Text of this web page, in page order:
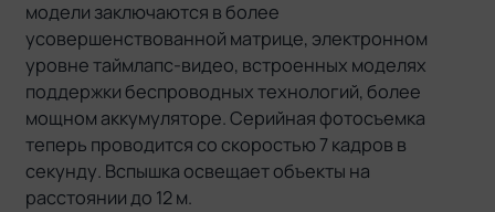
модели заключаются в более
усовершенствованной матрице, электронном
уровне таймлапс-видео, встроенных моделях
поддержки беспроводных технологий, более
мощном аккумуляторе. Серийная фотосъемка
теперь проводится со скоростью 7 кадров в
секунду. Вспышка освещает объекты на
расстоянии до 12 м.